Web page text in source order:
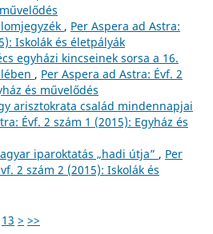
, Per Aspera ad Astra:
Iskolák és életpályák
egyházi kincseinek sorsa a 16.
, Per Aspera ad Astra: Évf. 2
és művelődés
arisztokrata család mindennapjai
Évf. 2 szám 1 (2015): Egyház és
iparoktatás „hadi útja” , Per
2 szám 2 (2015): Iskolák és
13 > >>